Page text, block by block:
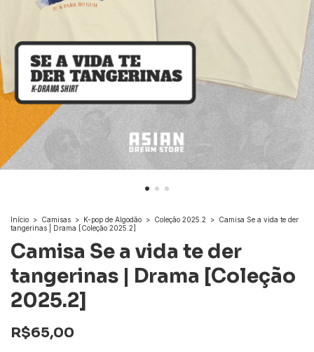
Início > Camisas > K-pop de Algodão > Coleção 2025.2 > Camisa Se a vida te der
tangerinas | Drama [Coleção 2025.2]
Camisa Se a vida te der
tangerinas | Drama [Coleção
2025.2]
R$65,00